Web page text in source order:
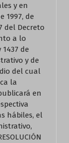
y en
1997, de
del Decreto
a lo
de
y de
del cual
la
en
hábiles, el